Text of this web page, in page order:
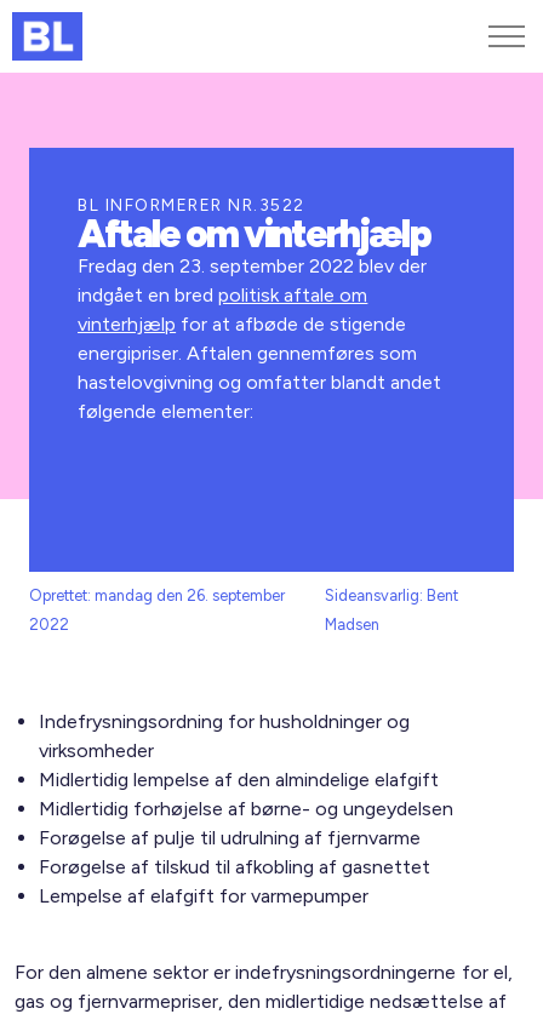
Kurser og arrangementer
Jobportalen
BL INFORMERER NR.3522
Aftale om vinterhjælp
Fredag den 23. september 2022 blev der
indgået en bredpolitisk aftale om
vinterhjælp for at afbøde de stigende
energipriser. Aftalen gennemføres som
hastelovgivning og omfatter blandt andet
følgende elementer:
Oprettet: mandag den 26. september
2022
Sideansvarlig: Bent
Madsen
Indefrysningsordning for husholdninger og
virksomheder
Midlertidig lempelse af den almindelige elafgift
Midlertidig forhøjelse af børne- og ungeydelsen
Forøgelse af pulje til udrulning af fjernvarme
Forøgelse af tilskud til afkobling af gasnettet
Lempelse af elafgift for varmepumper
For den almene sektor er indefrysningsordningerne for el,
gas og fjernvarmepriser, den midlertidige nedsættelse af